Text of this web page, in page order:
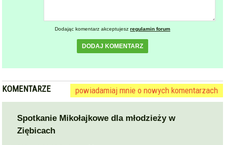
Dodając komentarz akceptujesz regulamin forum
DODAJ KOMENTARZ
KOMENTARZE powiadamiaj mnie o nowych komentarzach
Spotkanie Mikołajkowe dla młodzieży w
Ziębicach